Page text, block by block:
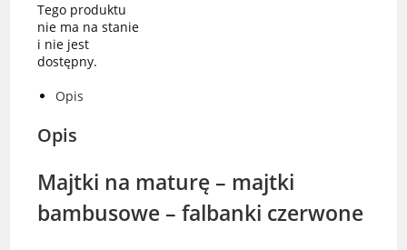
Tego produktu
nie ma na stanie
i nie jest
dostępny.
Opis
Opis
Majtki na maturę – majtki
bambusowe – falbanki czerwone